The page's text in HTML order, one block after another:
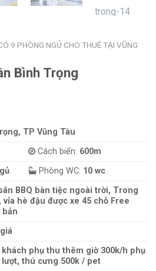
9 PHÒNG NGỦ CHO THUÊ TẠI VŨNG
Bình Trọng
TP Vũng Tàu
Cách biển: 600m
Phòng WC: 10 wc
BBQ bàn tiệc ngoài trời, Trong
hè đậu được xe 45 chỗ Free
bản
khách phụ thu thêm giờ 300k/h phụ
thú cưng 500k / pet